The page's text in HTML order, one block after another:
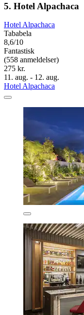
5. Hotel Alpachaca
Hotel Alpachaca
Tababela
8,6/10
Fantastisk
(558 anmeldelser)
275 kr.
11. aug. - 12. aug.
Hotel Alpachaca